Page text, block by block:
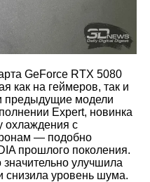
GeForce RTX 5080
как на геймеров, так и
предыдущие модели
Expert, новинка
охлаждения с
— подобно
прошлого поколения.
значительно улучшила
снизила уровень шума.